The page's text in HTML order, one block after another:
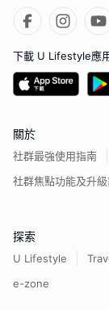
下載 U Lifestyle應
關於
社群最強使用指南
社群焦點功能及升
探索
U Lifestyle
e-zone